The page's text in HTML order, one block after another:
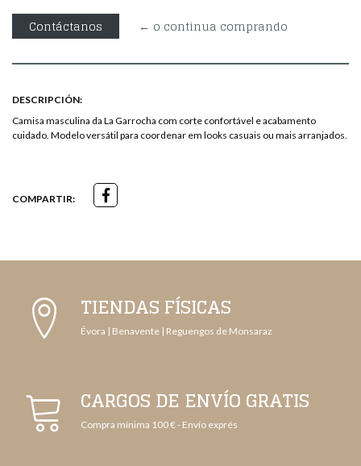
Contáctanos ← o continua comprando
DESCRIPCIÓN:
Camisa masculina da La Garrocha com corte confortável e acabamento
cuidado. Modelo versátil para coordenar em looks casuais ou mais arranjados.
COMPARTIR:
TIENDAS FÍSICAS
Évora | Benavente | Reguengos de Monsaraz
CARGOS DE ENVÍO GRATIS
Compra mínima 100 € - Envío exprés